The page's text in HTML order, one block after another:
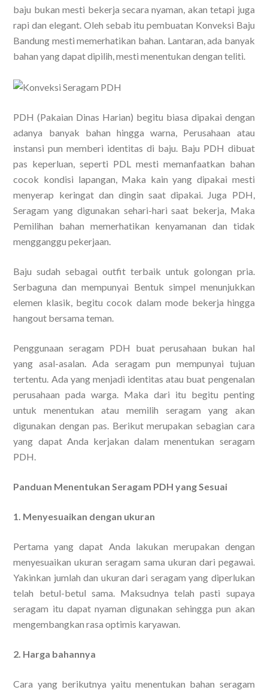
baju bukan mesti bekerja secara nyaman, akan tetapi juga
rapi dan elegant. Oleh sebab itu pembuatan Konveksi Baju
Bandung mesti memerhatikan bahan. Lantaran, ada banyak
bahan yang dapat dipilih, mesti menentukan dengan teliti.
PDH (Pakaian Dinas Harian) begitu biasa dipakai dengan
adanya banyak bahan hingga warna, Perusahaan atau
instansi pun memberi identitas di baju. Baju PDH dibuat
pas keperluan, seperti PDL mesti memanfaatkan bahan
cocok kondisi lapangan, Maka kain yang dipakai mesti
menyerap keringat dan dingin saat dipakai. Juga PDH,
Seragam yang digunakan sehari-hari saat bekerja, Maka
Pemilihan bahan memerhatikan kenyamanan dan tidak
mengganggu pekerjaan.
Baju sudah sebagai outfit terbaik untuk golongan pria.
Serbaguna dan mempunyai Bentuk simpel menunjukkan
elemen klasik, begitu cocok dalam mode bekerja hingga
hangout bersama teman.
Penggunaan seragam PDH buat perusahaan bukan hal
yang asal-asalan. Ada seragam pun mempunyai tujuan
tertentu. Ada yang menjadi identitas atau buat pengenalan
perusahaan pada warga. Maka dari itu begitu penting
untuk menentukan atau memilih seragam yang akan
digunakan dengan pas. Berikut merupakan sebagian cara
yang dapat Anda kerjakan dalam menentukan seragam
PDH.
Panduan Menentukan Seragam PDH yang Sesuai
1. Menyesuaikan dengan ukuran
Pertama yang dapat Anda lakukan merupakan dengan
menyesuaikan ukuran seragam sama ukuran dari pegawai.
Yakinkan jumlah dan ukuran dari seragam yang diperlukan
telah betul-betul sama. Maksudnya telah pasti supaya
seragam itu dapat nyaman digunakan sehingga pun akan
mengembangkan rasa optimis karyawan.
2. Harga bahannya
Cara yang berikutnya yaitu menentukan bahan seragam